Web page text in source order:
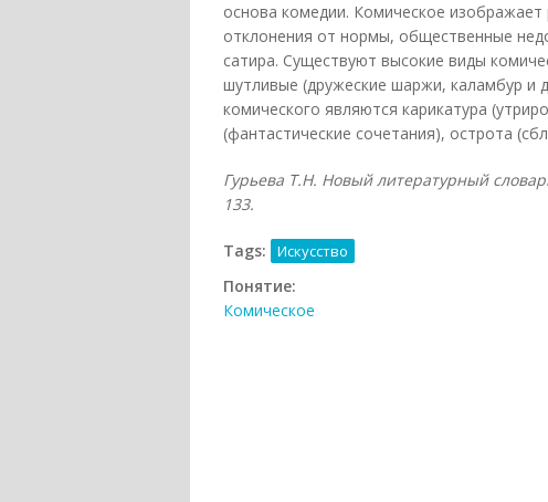
основа комедии. Комическое
отклонения от нормы, общественные
сатира. Существуют высокие виды
шутливые (дружеские шаржи, каламбур и
комического являются карикатура
(фантастические сочетания), острота
Гурьева Т.Н. Новый литературный
133.
Tags: Искусство
Понятие:
Комическое